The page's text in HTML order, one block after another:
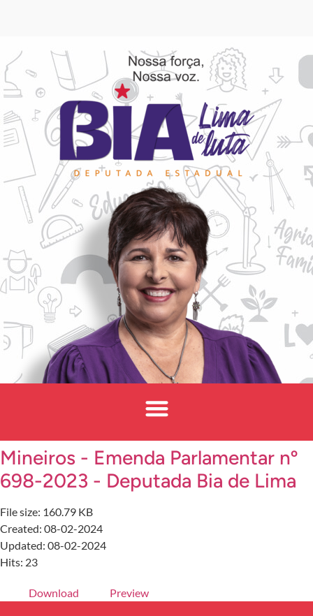
Mineiros - Emenda Parlamentar nº
698-2023 - Deputada Bia de Lima
File size: 160.79 KB
Created: 08-02-2024
Updated: 08-02-2024
Hits: 23
Download Preview